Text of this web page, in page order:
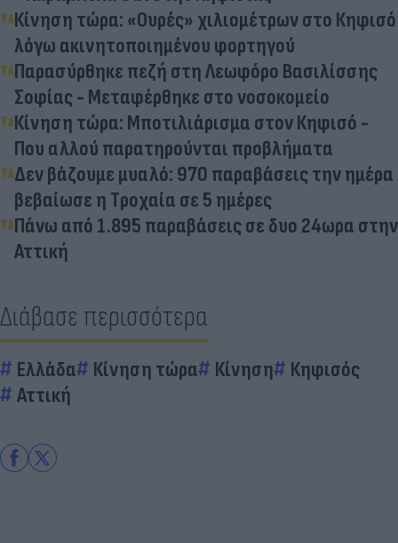
Κίνηση τώρα: «Ουρές» χιλιομέτρων στο Κηφισό
λόγω ακινητοποιημένου φορτηγού
Παρασύρθηκε πεζή στη Λεωφόρο Βασιλίσσης
Σοφίας - Μεταφέρθηκε στο νοσοκομείο
Κίνηση τώρα: Μποτιλιάρισμα στον Κηφισό -
Που αλλού παρατηρούνται προβλήματα
Δεν βάζουμε μυαλό: 970 παραβάσεις την ημέρα
βεβαίωσε η Tροχαία σε 5 ημέρες
Πάνω από 1.895 παραβάσεις σε δυο 24ωρα στην
Αττική
Διάβασε περισσότερα
Ελλάδα Κίνηση τώρα Κίνηση
Κηφισός
Αττική